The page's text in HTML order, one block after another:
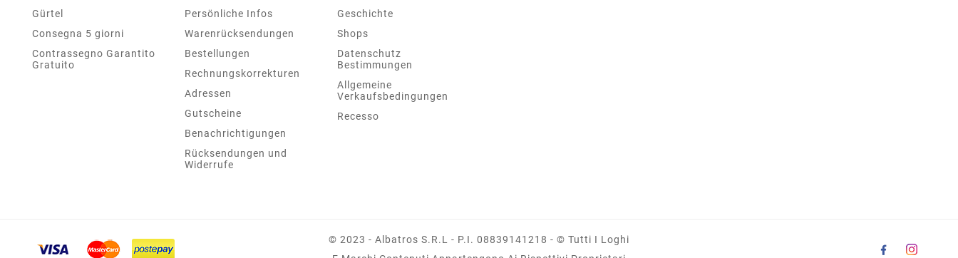
Gürtel
Consegna 5 giorni
Contrassegno Garantito
Gratuito
Persönliche Infos
Warenrücksendungen
Bestellungen
Rechnungskorrekturen
Adressen
Gutscheine
Benachrichtigungen
Rücksendungen und
Widerrufe
Geschichte
Shops
Datenschutz
Bestimmungen
Allgemeine
Verkaufsbedingungen
Recesso
© 2023 - Albatros S.r.l - P.I. 08839141218 - © Tutti I Loghi